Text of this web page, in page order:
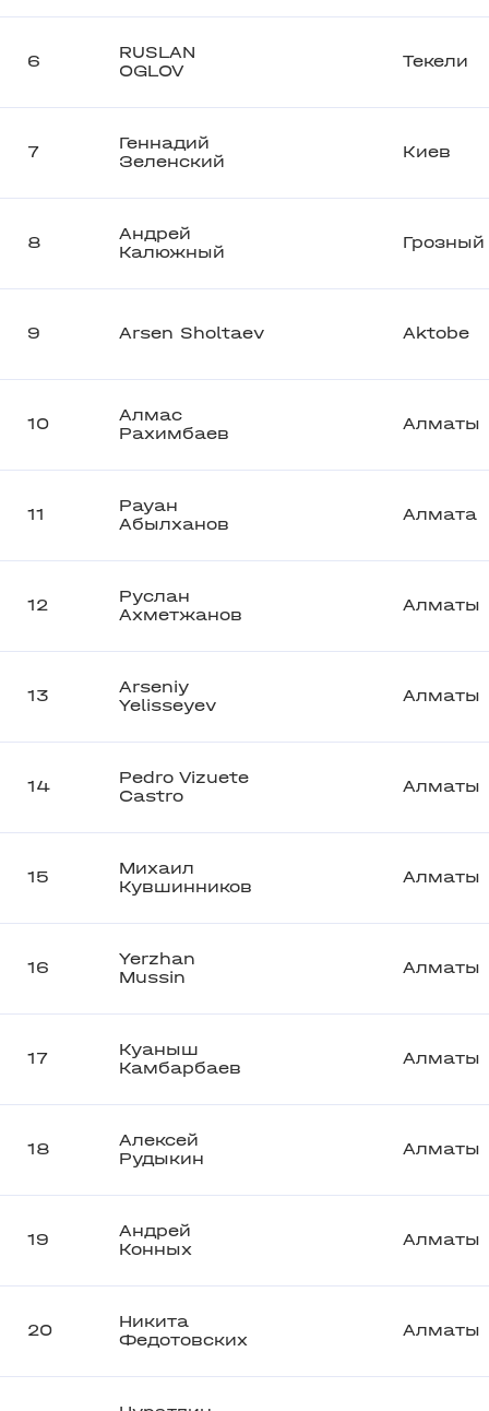
6
RUSLAN
OGLOV
Текели
7
Геннадий
Зеленский
Киев
8
Андрей
Калюжный
Грозный
9 Arsen Sholtaev Aktobe
10
Алмас
Рахимбаев
Алматы
11
Рауан
Абылханов
Алмата
12
Руслан
Ахметжанов
Алматы
13
Arseniy
Yelisseyev
Алматы
14
Pedro Vizuete
Castro
Алматы
15
Михаил
Кувшинников
Алматы
16
Yerzhan
Mussin
Алматы
17
Куаныш
Камбарбаев
Алматы
18
Алексей
Рудыкин
Алматы
19
Андрей
Конных
Алматы
20
Никита
Федотовских
Алматы